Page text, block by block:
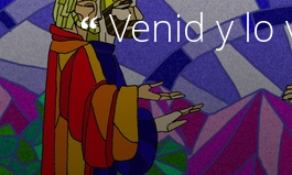
“Venid y lo